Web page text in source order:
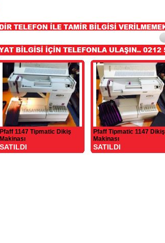
Pfaff 1147 Tipmatic Dikiş
Makinası
SATILDI
Pfaff Tipmatic 1147 Dikiş
Makinası
SATILDI